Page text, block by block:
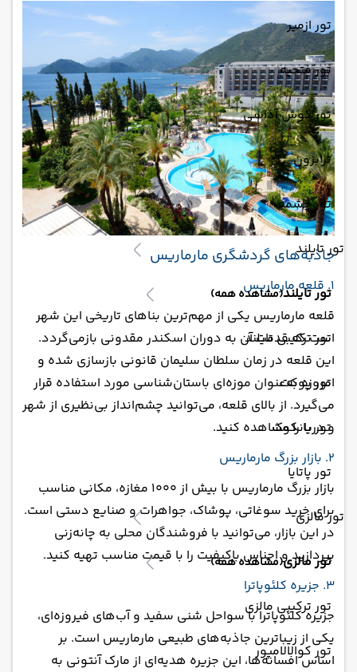
تور ازمیر
تور فتحیه
تور کوش آداسی
ترابزون
تور چشمه
تور تایلند
تور تایلند(مشاهده همه)
تور ترکیبی تایلند
تور پوکت
تور بانکوک
تور پاتایا
تور مالزی
تور مالزی(مشاهده همه)
تور ترکیبی مالزی
تور کوالالامپور
جاذبه‌های گردشگری مارماریس
1. قلعه مارماریس
قلعه مارماریس یکی از مهم‌ترین بناهای تاریخی این شهر
است که قدمت آن به دوران اسکندر مقدونی بازمی‌گردد.
این قلعه در زمان سلطان سلیمان قانونی بازسازی شده و
امروزه به‌عنوان موزه‌ای باستان‌شناسی مورد استفاده قرار
می‌گیرد. از بالای قلعه، می‌توانید چشم‌انداز بی‌نظیری از شهر
و دریا را مشاهده کنید.
2. بازار بزرگ مارماریس
بازار بزرگ مارماریس با بیش از 1000 مغازه، مکانی مناسب
برای خرید سوغاتی، پوشاک، جواهرات و صنایع دستی است.
در این بازار، می‌توانید با فروشندگان محلی به چانه‌زنی
بپردازید و اجناس باکیفیت را با قیمت مناسب تهیه کنید.
3. جزیره کلئوپاترا
جزیره کلئوپاترا با سواحل شنی سفید و آب‌های فیروزه‌ای،
یکی از زیباترین جاذبه‌های طبیعی مارماریس است. بر
اساس افسانه‌ها، این جزیره هدیه‌ای از مارک آنتونی به